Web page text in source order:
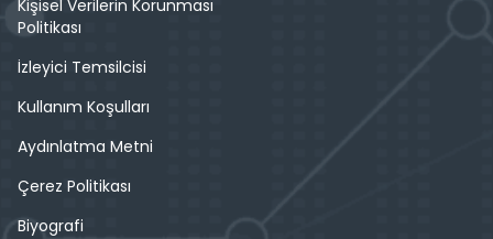
Kişisel Verilerin Korunması
Politikası
İzleyici Temsilcisi
Kullanım Koşulları
Aydınlatma Metni
Çerez Politikası
Biyografi